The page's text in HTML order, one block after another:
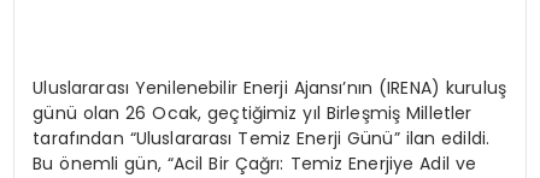
Uluslararası Yenilenebilir Enerji Ajansı’nın (IRENA) kuruluş
günü olan 26 Ocak, geçtiğimiz yıl Birleşmiş Milletler
tarafından “Uluslararası Temiz Enerji Günü” ilan edildi.
Bu önemli gün, “Acil Bir Çağrı: Temiz Enerjiye Adil ve